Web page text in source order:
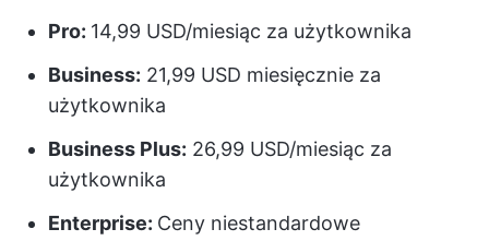
Pro: 14,99 USD/miesiąc za użytkownika
Business: 21,99 USD miesięcznie za
użytkownika
Business Plus: 26,99 USD/miesiąc za
użytkownika
Enterprise: Ceny niestandardowe